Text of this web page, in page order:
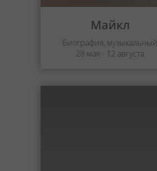
Майкл
Биография, музыкальный
28 мая - 12 августа